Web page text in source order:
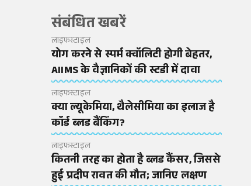
संबंधित खबरें
लाइफस्टाइल
योग करने से स्पर्म क्वॉलिटी होगी बेहतर,
AIIMS के वैज्ञानिकों की स्टडी में दावा
लाइफस्टाइल
क्या ल्यूकेमिया, थैलेसीमिया का इलाज है
कॉर्ड ब्लड बैंकिंग?
लाइफस्टाइल
कितनी तरह का होता है ब्लड कैंसर, जिससे
हुई प्रदीप रावत की मौत; जानिए लक्षण